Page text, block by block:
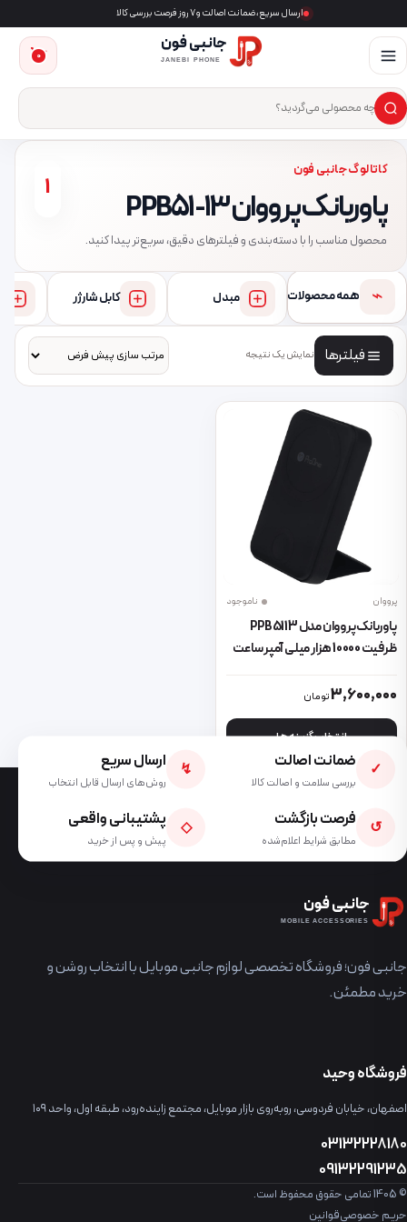
ارسال سریع، ضمانت اصالت و ۷ روز فرصت بررسی کالا
جانبی فون
JANEBI PHONE
جست‌وجوی محصول
×
0
کاتالوگ جانبی فون
پاوربانک پرووان PPB51-13
محصول مناسب را با دسته‌بندی و فیلترهای دقیق، سریع‌تر پیدا کنید.
1
⌁ همه محصولات مبدل کابل شارژر
فیلترها نمایش یک نتیجه
پرووان ناموجود
پاوربانک پرووان مدل PPB5113
ظرفیت 10000 هزار میلی آمپر ساعت
3,600,000تومان
انتخاب گزینه ها
این محصول دارای انواع مختلفی می باشد. گزینه ها ممکن است در
✓ ضمانت اصالت
بررسی سلامت و اصالت کالا
↯ ارسال سریع
روش‌های ارسال قابل انتخاب
↺ فرصت بازگشت
مطابق شرایط اعلام‌شده
◇ پشتیبانی واقعی
پیش و پس از خرید
جانبی فون
MOBILE ACCESSORIES
جانبی فون؛ فروشگاه تخصصی لوازم جانبی موبایل با انتخاب روشن و
خرید مطمئن.
فروشگاه وحید
اصفهان، خیابان فردوسی، روبه‌روی بازار موبایل، مجتمع زاینده‌رود، طبقه اول، واحد ۱۰۹
03132228180
09132291235
© 1405 تمامی حقوق محفوظ است.
حریم خصوصیقوانین